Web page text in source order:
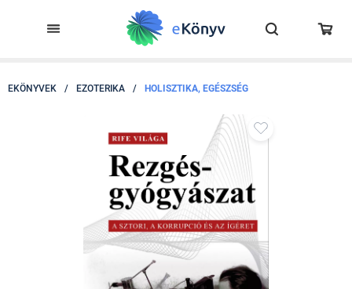
EKÖNYVEK / EZOTERIKA / HOLISZTIKA, EGÉSZSÉG